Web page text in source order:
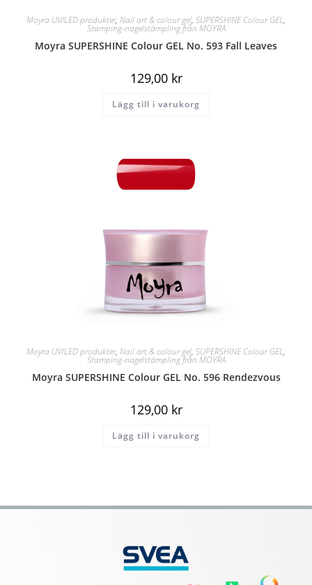
Moyra UV/LED produkter, Nail art & colour gel, SUPERSHINE Colour GEL,
Stamping-nagelstämpling från MOYRA
Moyra SUPERSHINE Colour GEL No. 593 Fall Leaves
129,00 kr
Lägg till i varukorg
Moyra UV/LED produkter, Nail art & colour gel, SUPERSHINE Colour GEL,
Stamping-nagelstämpling från MOYRA
Moyra SUPERSHINE Colour GEL No. 596 Rendezvous
129,00 kr
Lägg till i varukorg